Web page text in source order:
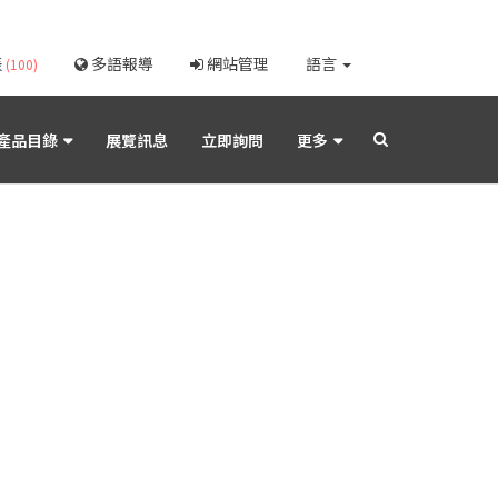
(100) 多語報導 網站管理 語言
品目錄 展覽訊息 立即詢問 更多